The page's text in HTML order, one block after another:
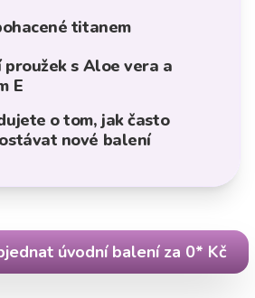
titanem
proužek s Aloe vera a
E
o tom, jak často
nové balení
úvodní balení za 0* Kč